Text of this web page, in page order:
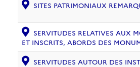
SITES PATRIMONIAUX
SERVITUDES RELATIVES AUX
ET INSCRITS, ABORDS DES
SERVITUDES AUTOUR DES